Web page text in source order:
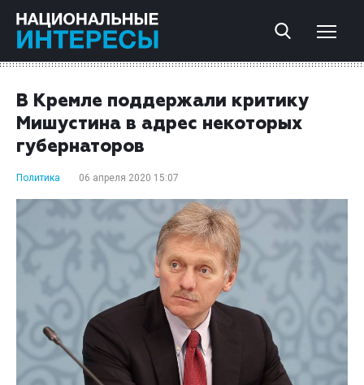
В Кремле поддержали критику
Мишустина в адрес некоторых
губернаторов
Политика 06 апреля 2020 15:07